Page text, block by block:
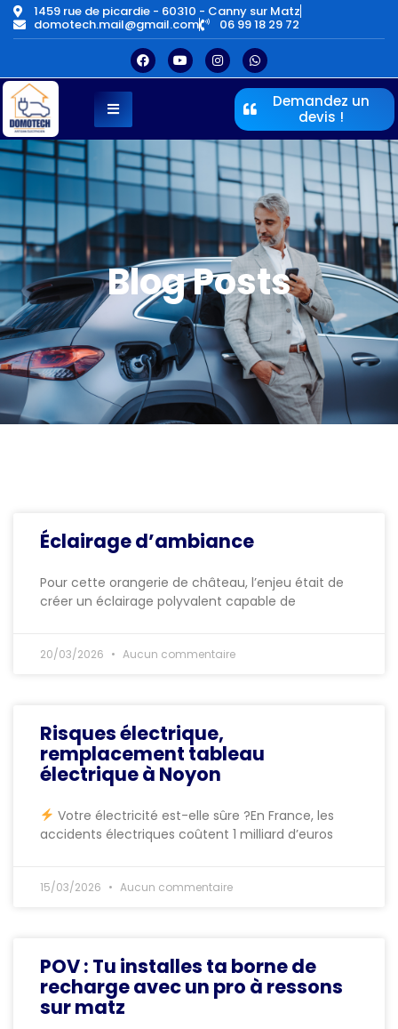
1459 rue de picardie - 60310 - Canny sur Matz
domotech.mail@gmail.com 06 99 18 29 72
Demandez un
devis !
Blog Posts
Éclairage d’ambiance
Pour cette orangerie de château, l’enjeu était de
créer un éclairage polyvalent capable de
20/03/2026 Aucun commentaire
Risques électrique,
remplacement tableau
électrique à Noyon
Votre électricité est-elle sûre ?En France, les
accidents électriques coûtent 1 milliard d’euros
15/03/2026 Aucun commentaire
POV : Tu installes ta borne de
recharge avec un pro à ressons
sur matz